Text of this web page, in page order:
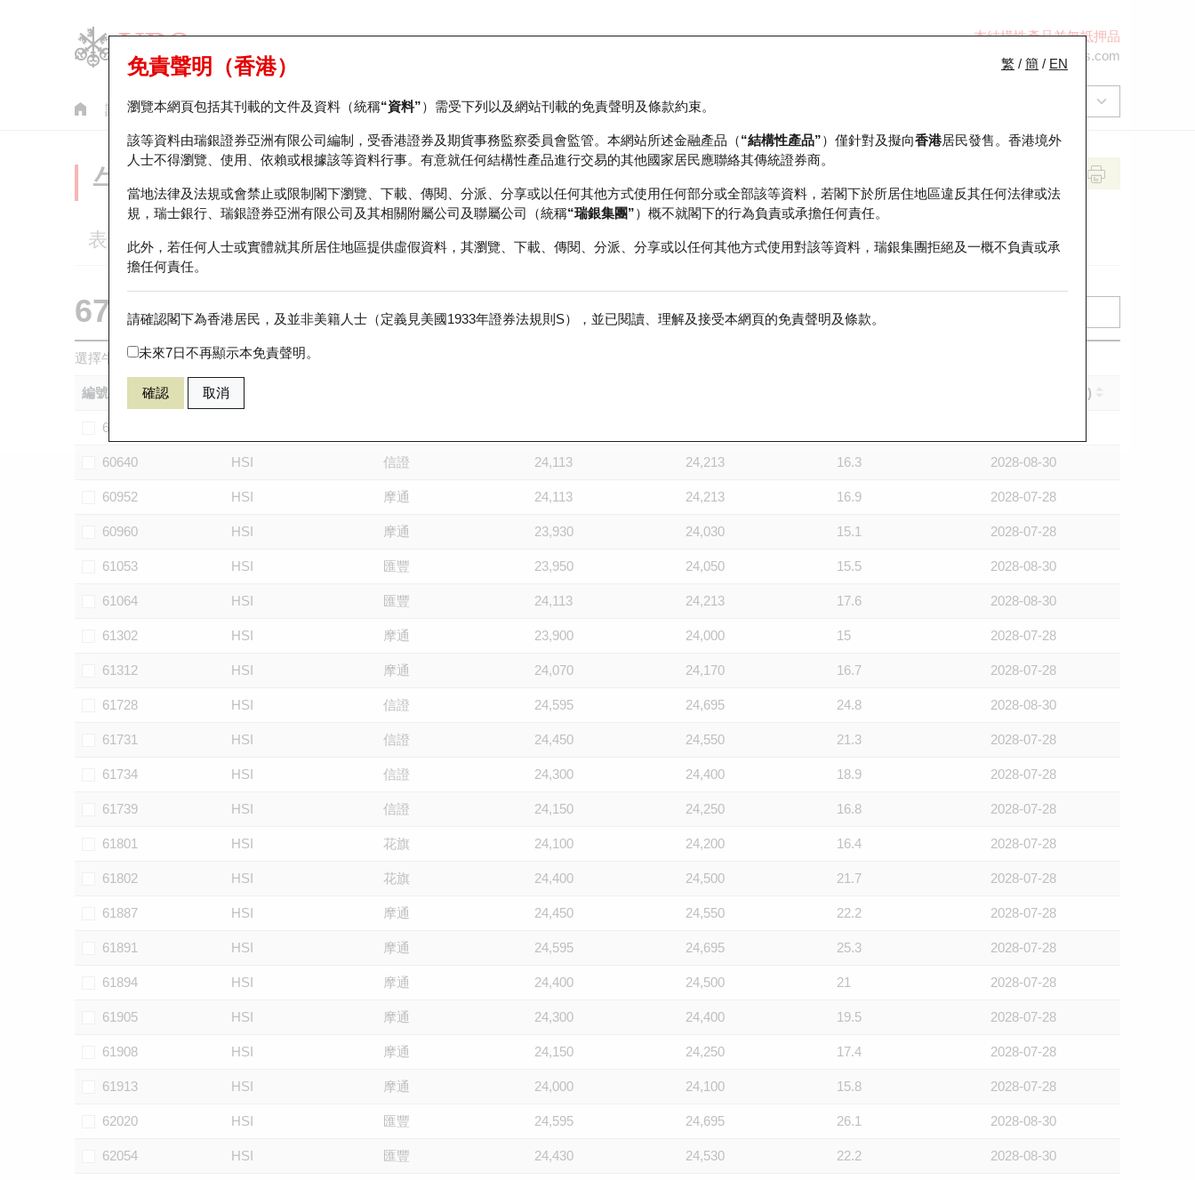
本結構性產品並無抵押品
ol-hkwarrants@ubs.com
認股證 牛熊證 美股指數產品 輪證市場統計 正股資料及市場統計 瑞銀輪證教室
繁 / 簡 / EN
免責聲明（香港）
瀏覽本網頁包括其刊載的文件及資料（統稱“資料”）需受下列以及網站刊載的免責聲明及條款約束。
該等資料由瑞銀證券亞洲有限公司編制，受香港證券及期貨事務監察委員會監管。本網站所述金融產品（“結構性產品”）僅針對及擬向香港居民發售。香港境外
人士不得瀏覽、使用、依賴或根據該等資料行事。有意就任何結構性產品進行交易的其他國家居民應聯絡其傳統證券商。
當地法律及法規或會禁止或限制閣下瀏覽、下載、傳閱、分派、分享或以任何其他方式使用任何部分或全部該等資料，若閣下於所居住地區違反其任何法律或法
規，瑞士銀行、瑞銀證券亞洲有限公司及其相關附屬公司及聯屬公司（統稱“瑞銀集團”）概不就閣下的行為負責或承擔任何責任。
此外，若任何人士或實體就其所居住地區提供虛假資料，其瀏覽、下載、傳閱、分派、分享或以任何其他方式使用對該等資料，瑞銀集團拒絕及一概不負責或承
擔任何責任。
請確認閣下為香港居民，及並非美籍人士（定義見美國1933年證券法規則S），並已閱讀、理解及接受本網頁的免責聲明及條款。
未來7日不再顯示本免責聲明。
確認 取消
牛熊證分析儀
表現 街貨統計 比較
67438 瑞銀牛證 HSI 恒生指數
選擇牛熊證作比較 *你可以選擇最多五隻牛熊證
編號 到期日 (年-月-日)
60102
60640 HSI 信證 24,113 24,213 16.3 2028-08-30
60952 HSI 摩通 24,113 24,213 16.9 2028-07-28
60960 HSI 摩通 23,930 24,030 15.1 2028-07-28
61053 HSI 匯豐 23,950 24,050 15.5 2028-08-30
61064 HSI 匯豐 24,113 24,213 17.6 2028-08-30
61302 HSI 摩通 23,900 24,000 15 2028-07-28
61312 HSI 摩通 24,070 24,170 16.7 2028-07-28
61728 HSI 信證 24,595 24,695 24.8 2028-08-30
61731 HSI 信證 24,450 24,550 21.3 2028-07-28
61734 HSI 信證 24,300 24,400 18.9 2028-07-28
61739 HSI 信證 24,150 24,250 16.8 2028-07-28
61801 HSI 花旗 24,100 24,200 16.4 2028-07-28
61802 HSI 花旗 24,400 24,500 21.7 2028-07-28
61887 HSI 摩通 24,450 24,550 22.2 2028-07-28
61891 HSI 摩通 24,595 24,695 25.3 2028-07-28
61894 HSI 摩通 24,400 24,500 21 2028-07-28
61905 HSI 摩通 24,300 24,400 19.5 2028-07-28
61908 HSI 摩通 24,150 24,250 17.4 2028-07-28
61913 HSI 摩通 24,000 24,100 15.8 2028-07-28
62020 HSI 匯豐 24,595 24,695 26.1 2028-08-30
62054 HSI 匯豐 24,430 24,530 22.2 2028-08-30